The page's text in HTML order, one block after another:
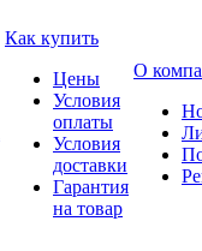
Как купить
Цены
Условия
оплаты
Условия
доставки
Гарантия
на товар
О